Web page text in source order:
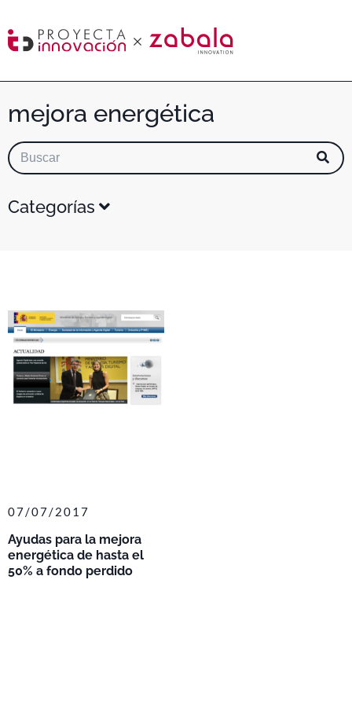
mejora energética
Categorías
Ayudas para la mejora
energética de hasta el
50% a fondo perdido
07/07/2017